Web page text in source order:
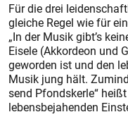
Für die drei
gleiche Regel wie für
„In der Musik gibt’s
Eisele (Akkordeon und
geworden ist und den
Musik jung hält.
send Pfondskerle“
lebensbejahenden